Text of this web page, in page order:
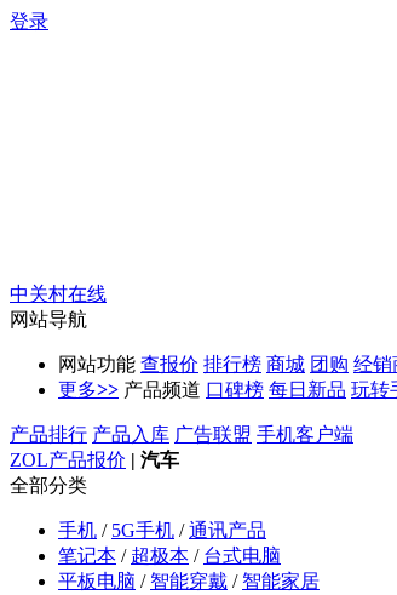
登录
中关村在线
网站导航
网站功能 查报价 排行榜 商城 团购 经销
更多>> 产品频道 口碑榜 每日新品 玩转
产品排行 产品入库 广告联盟 手机客户端
ZOL产品报价 | 汽车
全部分类
手机 / 5G手机 /通讯产品
笔记本 / 超极本 / 台式电脑
平板电脑 / 智能穿戴 / 智能家居